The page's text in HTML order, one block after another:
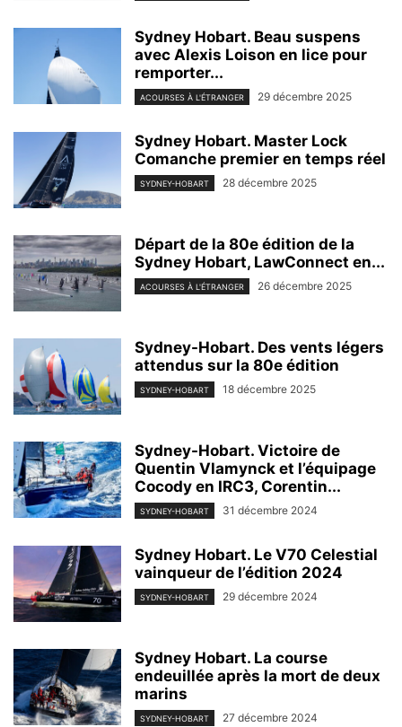
Sydney Hobart. Beau suspens
avec Alexis Loison en lice pour
remporter...
ACOURSES À L'ÉTRANGER 29 décembre 2025
Sydney Hobart. Master Lock
Comanche premier en temps réel
SYDNEY-HOBART 28 décembre 2025
Départ de la 80e édition de la
Sydney Hobart, LawConnect en...
ACOURSES À L'ÉTRANGER 26 décembre 2025
Sydney-Hobart. Des vents légers
attendus sur la 80e édition
SYDNEY-HOBART 18 décembre 2025
Sydney-Hobart. Victoire de
Quentin Vlamynck et l’équipage
Cocody en IRC3, Corentin...
SYDNEY-HOBART 31 décembre 2024
Sydney Hobart. Le V70 Celestial
vainqueur de l’édition 2024
SYDNEY-HOBART 29 décembre 2024
Sydney Hobart. La course
endeuillée après la mort de deux
marins
SYDNEY-HOBART 27 décembre 2024